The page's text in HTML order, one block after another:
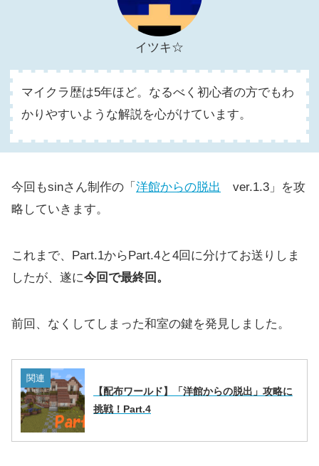
イツキ☆
マイクラ歴は5年ほど。なるべく初心者の方でもわ
かりやすいような解説を心がけています。
今回もsinさん制作の「 洋館からの脱出
ver.1.3」を攻
略していきます。
これまで、Part.1からPart.4と4回に分けてお送りしま
したが、遂に今回で最終回。
前回、なくしてしまった和室の鍵を発見しました。
関連
【配布ワールド】「洋館からの脱出」攻略に
挑戦！Part.4